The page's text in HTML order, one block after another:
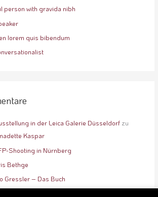
person with gravida nibh
lorem quis bibendum
in der Leica Galerie Düsseldorfzu
Kaspar
Shooting in Nürnberg
Bethge
Gressler – Das Buch